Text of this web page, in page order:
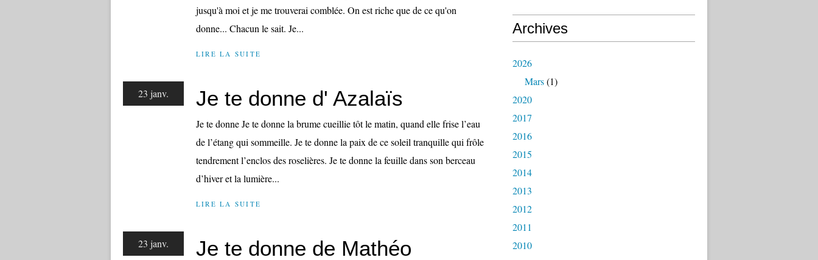
jusqu'à moi et je me trouverai comblée. On est riche que de ce qu'on
donne... Chacun le sait. Je...
LIRE LA SUITE
23 janv. Je te donne d' Azalaïs
Je te donne Je te donne la brume cueillie tôt le matin, quand elle frise l’eau
de l’étang qui sommeille. Je te donne la paix de ce soleil tranquille qui frôle
tendrement l’enclos des roselières. Je te donne la feuille dans son berceau
d’hiver et la lumière...
LIRE LA SUITE
23 janv. Je te donne de Mathéo
Archives
2026
Mars(1)
2020
2017
2016
2015
2014
2013
2012
2011
2010